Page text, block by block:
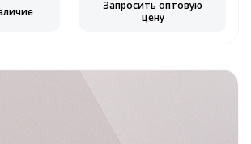
Запросить оптовую
цену